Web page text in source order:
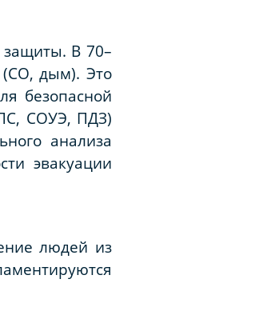
защиты. В 70–
дым). Это
безопасной
СОУЭ, ПДЗ)
анализа
эвакуации
людей из